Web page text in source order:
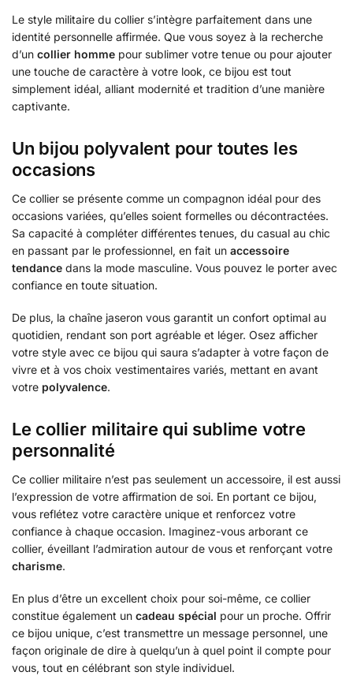
Le style militaire du collier s’intègre parfaitement dans une
identité personnelle affirmée. Que vous soyez à la recherche
d’un collier homme pour sublimer votre tenue ou pour ajouter
une touche de caractère à votre look, ce bijou est tout
simplement idéal, alliant modernité et tradition d’une manière
captivante.
Un bijou polyvalent pour toutes les
occasions
Ce collier se présente comme un compagnon idéal pour des
occasions variées, qu’elles soient formelles ou décontractées.
Sa capacité à compléter différentes tenues, du casual au chic
en passant par le professionnel, en fait un accessoire
tendance dans la mode masculine. Vous pouvez le porter avec
confiance en toute situation.
De plus, la chaîne jaseron vous garantit un confort optimal au
quotidien, rendant son port agréable et léger. Osez afficher
votre style avec ce bijou qui saura s’adapter à votre façon de
vivre et à vos choix vestimentaires variés, mettant en avant
votre polyvalence.
Le collier militaire qui sublime votre
personnalité
Ce collier militaire n’est pas seulement un accessoire, il est aussi
l’expression de votre affirmation de soi. En portant ce bijou,
vous reflétez votre caractère unique et renforcez votre
confiance à chaque occasion. Imaginez-vous arborant ce
collier, éveillant l’admiration autour de vous et renforçant votre
charisme.
En plus d’être un excellent choix pour soi-même, ce collier
constitue également un cadeau spécial pour un proche. Offrir
ce bijou unique, c’est transmettre un message personnel, une
façon originale de dire à quelqu’un à quel point il compte pour
vous, tout en célébrant son style individuel.